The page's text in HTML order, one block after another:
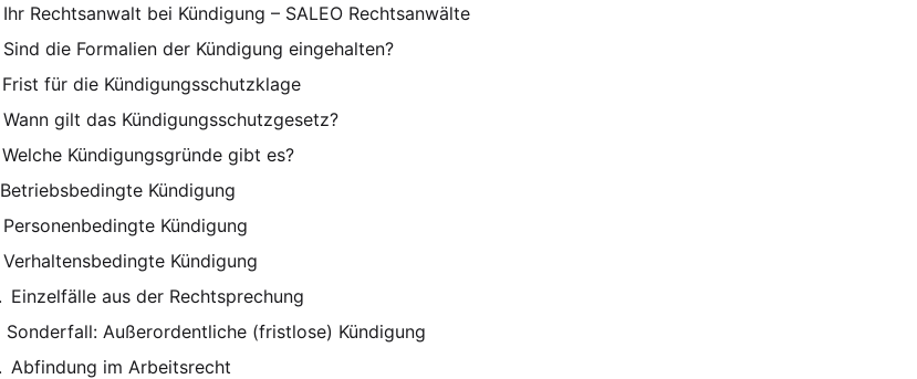
Ihr Rechtsanwalt bei Kündigung – SALEO Rechtsanwälte
Sind die Formalien der Kündigung eingehalten?
Frist für die Kündigungsschutzklage
Wann gilt das Kündigungsschutzgesetz?
Welche Kündigungsgründe gibt es?
Betriebsbedingte Kündigung
Personenbedingte Kündigung
Verhaltensbedingte Kündigung
Einzelfälle aus der Rechtsprechung
Sonderfall: Außerordentliche (fristlose) Kündigung
Abfindung im Arbeitsrecht